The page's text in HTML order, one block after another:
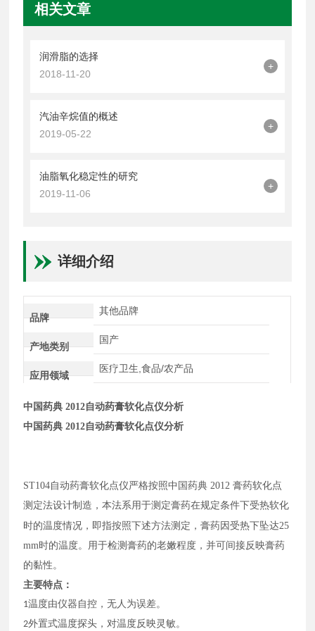
相关文章
润滑脂的选择
2018-11-20
+
汽油辛烷值的概述
2019-05-22
+
油脂氧化稳定性的研究
2019-11-06
+
详细介绍
品牌
其他品牌
产地类别
国产
应用领域
医疗卫生,食品/农产品
中国药典 2012自动药膏软化点仪分析
中国药典 2012自动药膏软化点仪分析
ST104自动药膏软化点仪严格按照中国药典 2012 膏药软化点
测定法设计制造 ，本法系用于测定膏药在规定条件下受热软化
时的温度情况，即指按照下述方法测定，膏药因受热下坠达25
mm时的温度。用于检测膏药的老嫩程度，并可间接反映膏药
的黏性 。
主要特点：
1温度由仪器自控，无人为误差。
2外置式温度探头，对温度反映灵敏。